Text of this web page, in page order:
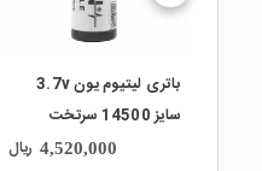
باتری لیتیوم یون 3.7v
سایز 14500 سرتخت
900mAh مارک ORION4,520,000 ریال